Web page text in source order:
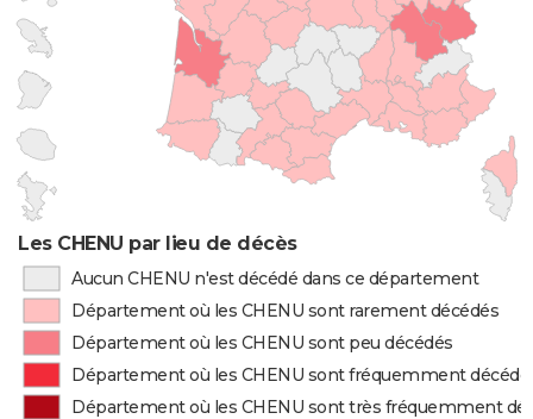
Les CHENU par lieu de décès
Aucun CHENU n'est décédé dans ce département
Département où les CHENU sont rarement décédés
Département où les CHENU sont peu décédés
Département où les CHENU sont fréquemment
Département où les CHENU sont très fréquemment